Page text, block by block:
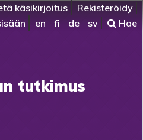
käsikirjoitus
Rekisteröidy
en fi de sv Hae
tutkimus